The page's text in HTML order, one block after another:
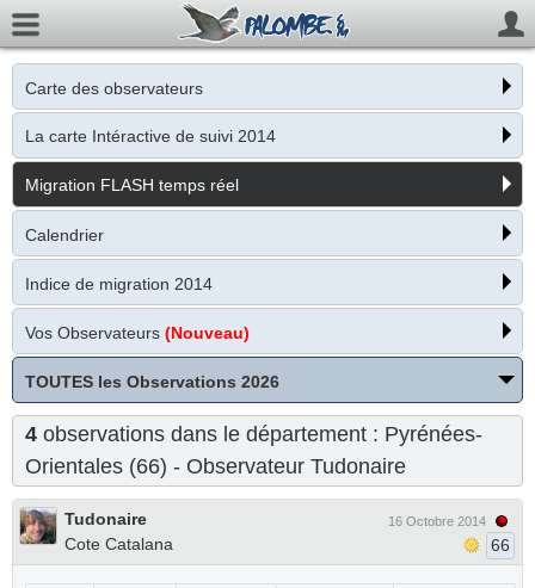
Carte des observateurs
La carte Intéractive de suivi 2014
Migration FLASH temps réel
Calendrier
Indice de migration 2014
Vos Observateurs (Nouveau)
TOUTES les Observations 2026
4 observations dans le département : Pyrénées-
Orientales (66) - Observateur Tudonaire
Tudonaire
Cote Catalana
16 Octobre 2014
66